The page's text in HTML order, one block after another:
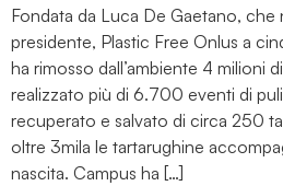
Fondata da Luca De Gaetano, che
presidente, Plastic Free Onlus a
ha rimosso dall’ambiente 4 milioni
realizzato più di 6.700 eventi di
recuperato e salvato di circa 250
oltre 3mila le tartarughine
nascita. Campus ha […]